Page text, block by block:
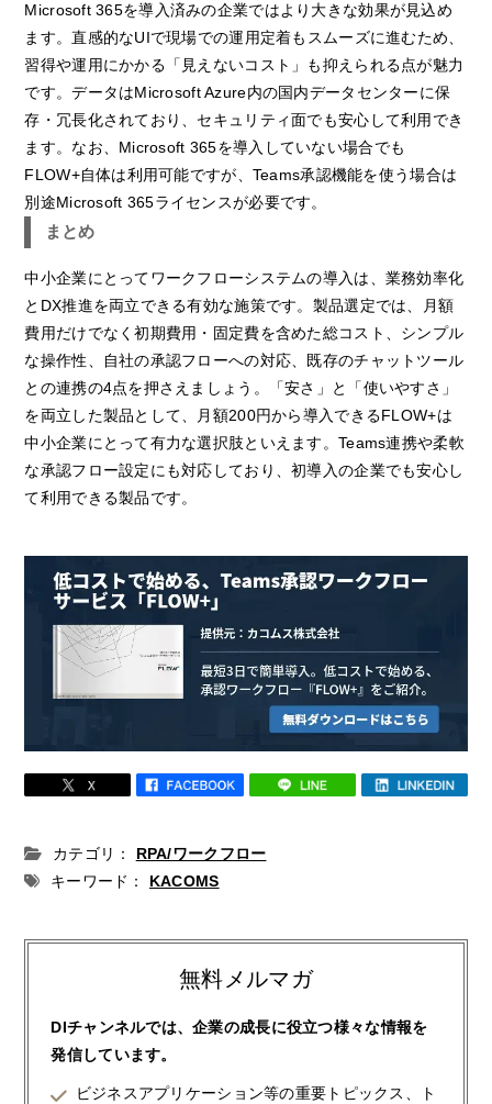
Microsoft 365を導入済みの企業ではより大きな効果が見込め
ます。直感的なUIで現場での運用定着もスムーズに進むため、
習得や運用にかかる「見えないコスト」も抑えられる点が魅力
です。データはMicrosoft Azure内の国内データセンターに保
存・冗長化されており、セキュリティ面でも安心して利用でき
ます。なお、Microsoft 365を導入していない場合でも
FLOW+自体は利用可能ですが、Teams承認機能を使う場合は
別途Microsoft 365ライセンスが必要です。
まとめ
中小企業にとってワークフローシステムの導入は、業務効率化
とDX推進を両立できる有効な施策です。製品選定では、月額
費用だけでなく初期費用・固定費を含めた総コスト、シンプル
な操作性、自社の承認フローへの対応、既存のチャットツール
との連携の4点を押さえましょう。「安さ」と「使いやすさ」
を両立した製品として、月額200円から導入できるFLOW+は
中小企業にとって有力な選択肢といえます。Teams連携や柔軟
な承認フロー設定にも対応しており、初導入の企業でも安心し
て利用できる製品です。
カテゴリ：
RPA/ワークフロー
キーワード：
KACOMS
無料メルマガ
DIチャンネルでは、企業の成長に役立つ様々な情報を
発信しています。
ビジネスアプリケーション等の重要トピックス、ト